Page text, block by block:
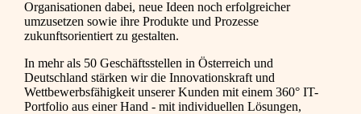
Organisationen dabei, neue Ideen noch erfolgreicher
umzusetzen sowie ihre Produkte und Prozesse
zukunftsorientiert zu gestalten.
In mehr als 50 Geschäftsstellen in Österreich und
Deutschland stärken wir die Innovationskraft und
Wettbewerbsfähigkeit unserer Kunden mit einem 360° IT-
Portfolio aus einer Hand - mit individuellen Lösungen,